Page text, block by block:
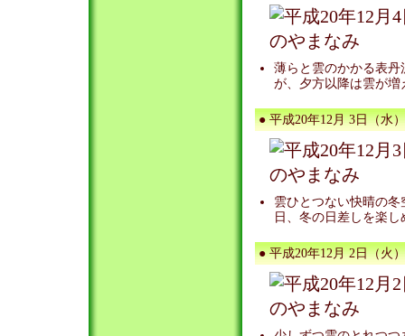
薄らと雲のかかる表
が、夕方以降は雲が増
● 平成20年12月 3日（水
雲ひとつない快晴の
日、冬の日差しを楽
● 平成20年12月 2日（火